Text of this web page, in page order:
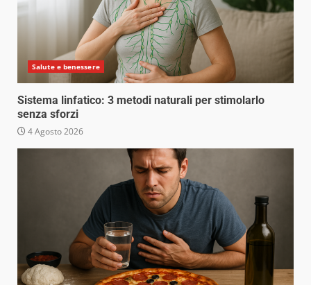
Salute e benessere
Sistema linfatico: 3 metodi naturali per stimolarlo
senza sforzi
4 Agosto 2026